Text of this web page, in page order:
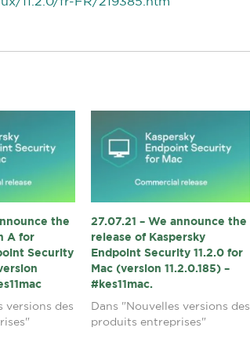
the
A for
Security
versions des
27.07.21 – We announce the
release of Kaspersky
Endpoint Security 11.2.0 for
Mac (version 11.2.0.185) –
#kes11mac.
Dans "Nouvelles versions des
produits entreprises"